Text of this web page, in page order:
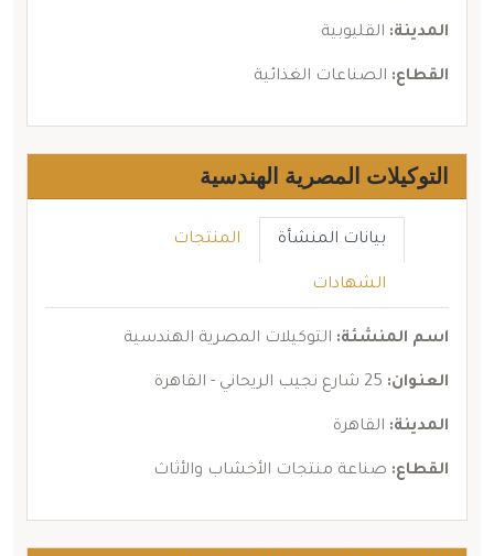
المدينة: القليوبية
القطاع: الصناعات الغذائية
التوكيلات المصرية الهندسية
بيانات المنشأة المنتجات
الشهادات
اسم المنشئة: التوكيلات المصرية الهندسية
العنوان:
المدينة: القاهرة
القطاع: صناعة منتجات الأخشاب والأثاث